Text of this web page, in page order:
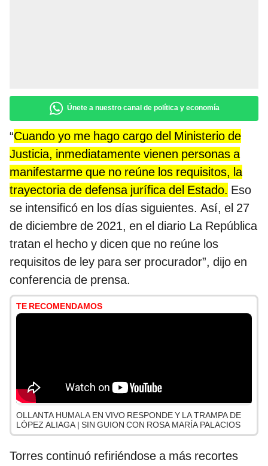
Únete a nuestro canal de política y economía
“Cuando yo me hago cargo del Ministerio de
Justicia, inmediatamente vienen personas a
manifestarme que no reúne los requisitos, la
trayectoria de defensa jurífica del Estado. Eso
se intensificó en los días siguientes. Así, el 27
de diciembre de 2021, en el diario La República
tratan el hecho y dicen que no reúne los
requisitos de ley para ser procurador”, dijo en
conferencia de prensa.
TE RECOMENDAMOS
OLLANTA HUMALA EN VIVO RESPONDE Y LA TRAMPA DE
LÓPEZ ALIAGA | SIN GUION CON ROSA MARÍA PALACIOS
Torres continuó refiriéndose a más recortes